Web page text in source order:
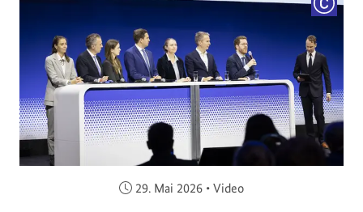
Veröffentlicht am:
29. Mai 2026 • Video